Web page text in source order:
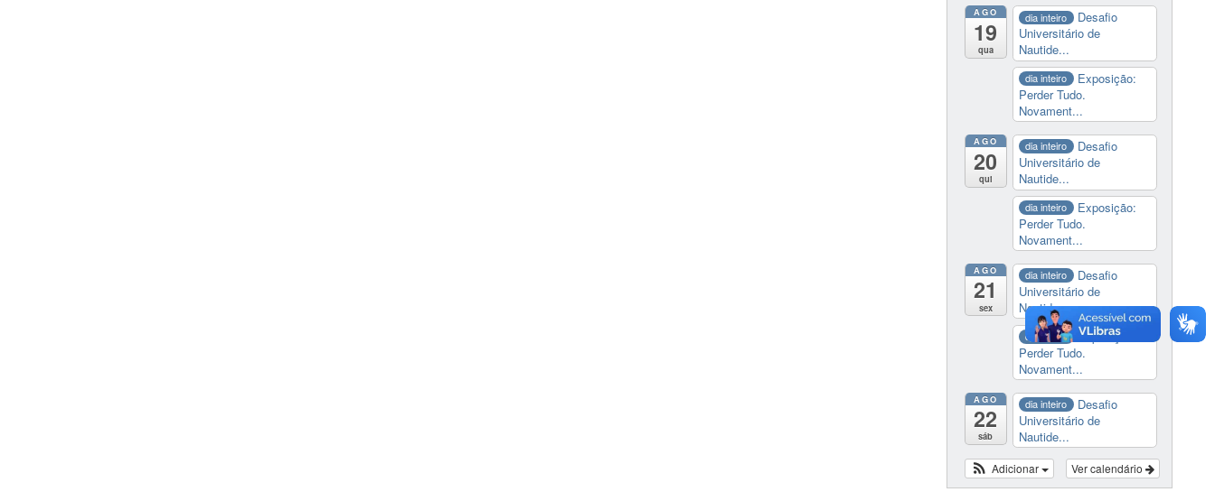
AGO
19
qua
dia inteiro
Desafio
Universitário de
Nautide...
dia inteiro
Exposição:
Perder Tudo.
Novament...
AGO
20
qui
dia inteiro
Desafio
Universitário de
Nautide...
dia inteiro
Exposição:
Perder Tudo.
Novament...
AGO
21
sex
dia inteiro
Desafio
Universitário de
Nautide...
dia inteiro
Exposição:
Perder Tudo.
Novament...
AGO
22
sáb
dia inteiro
Desafio
Universitário de
Nautide...
Ver calendário
Adicionar